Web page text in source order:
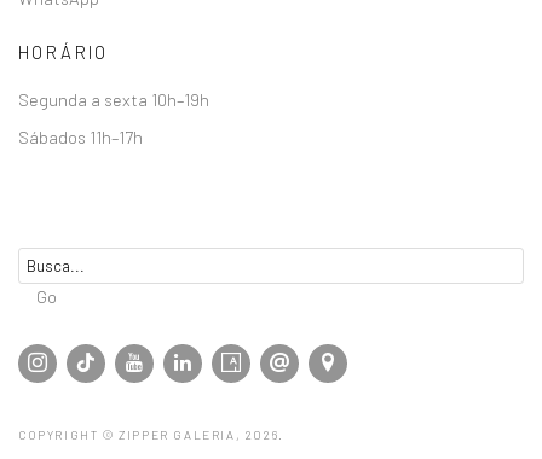
HORÁRIO
Segunda a sexta 10h–19h
Sábados 11h–17h
Go
COPYRIGHT © ZIPPER GALERIA, 2026.